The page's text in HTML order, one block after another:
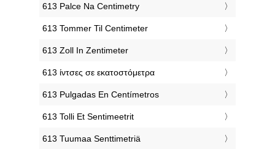
‎613 Palce Na Centimetry
‎613 Tommer Til Centimeter
‎613 Zoll In Zentimeter
‎613 ίντσες σε εκατοστόμετρα
‎613 Pulgadas En Centímetros
‎613 Tolli Et Sentimeetrit
‎613 Tuumaa Senttimetriä